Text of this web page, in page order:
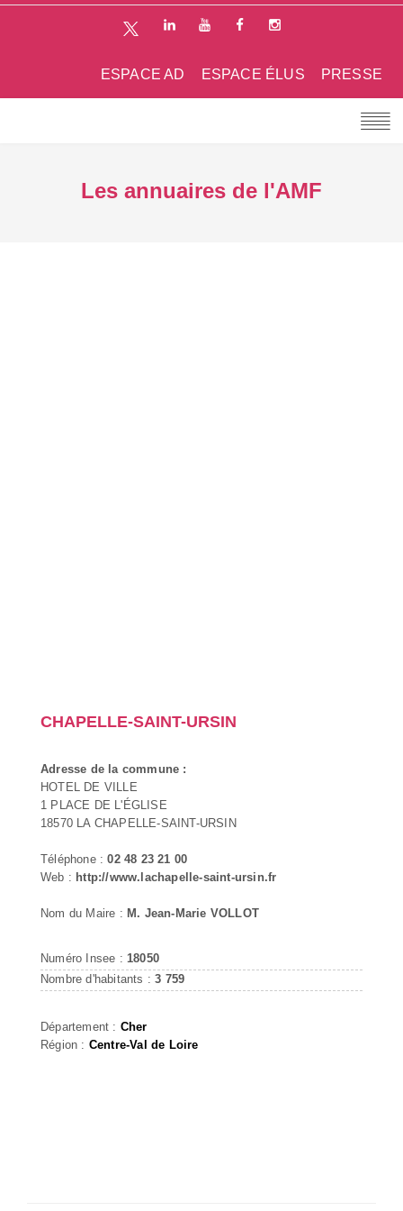
PRESSE
ESPACE ÉLUS
ESPACE AD
Les annuaires de l'AMF
CHAPELLE-SAINT-URSIN
Adresse de la commune :
HOTEL DE VILLE
1 PLACE DE L'ÉGLISE
18570 LA CHAPELLE-SAINT-URSIN
Téléphone :02 48 23 21 00
Web : http://www.lachapelle-saint-ursin.fr
Nom du Maire : M. Jean-Marie VOLLOT
Numéro Insee : 18050
Nombre d'habitants :3 759
Département : Cher
Région : Centre-Val de Loire